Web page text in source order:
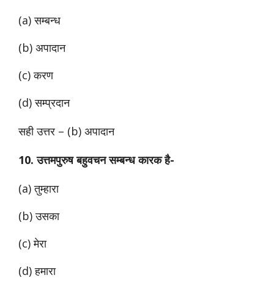
(a) सम्बन्ध
(b) अपादान
(c) करण
(d) सम्प्रदान
सही उत्तर – (b) अपादान
10. उत्तमपुरुष बहुवचन सम्बन्ध कारक है-
(a) तुम्हारा
(b) उसका
(c) मेरा
(d) हमारा